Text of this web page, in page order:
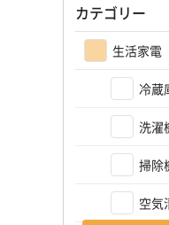
カテゴリー
生活家電
冷蔵
洗濯
掃除
空気